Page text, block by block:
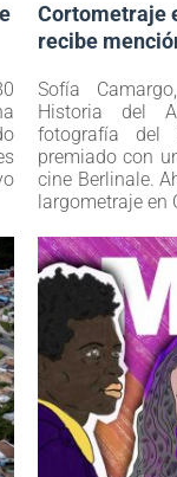
Cortometraje
recibe
Sofía
Historia del
fotografía del
premiado con
cine Berlinale.
largometraje en